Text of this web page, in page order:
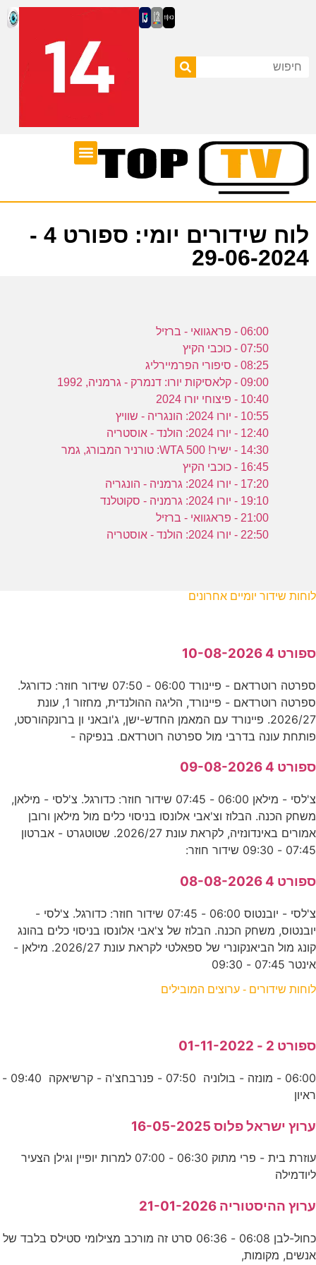
לוח שידורים יומי: ספורט 4 -
29-06-2024
06:00 - פראגוואי - ברזיל
07:50 - כוכבי הקיץ
08:25 - סיפורי הפרמיירליג
09:00 - קלאסיקות יורו: דנמרק - גרמניה, 1992
10:40 - פיצוחי יורו 2024
10:55 - יורו 2024: הונגריה - שוויץ
12:40 - יורו 2024: הולנד - אוסטריה
14:30 - ישיר! WTA 500: טורניר המבורג, גמר
16:45 - כוכבי הקיץ
17:20 - יורו 2024: גרמניה - הונגריה
19:10 - יורו 2024: גרמניה - סקוטלנד
21:00 - פראגוואי - ברזיל
22:50 - יורו 2024: הולנד - אוסטריה
לוחות שידור יומיים אחרונים
ספורט 4 10-08-2026
ספרטה רוטרדאם - פיינורד 06:00 - 07:50 שידור חוזר: כדורגל.
ספרטה רוטרדאם - פיינורד, הליגה ההולנדית, מחזור 1, עונת
2026/27. פיינורד עם המאמן החדש-ישן, ג'ובאני ון ברונקהורסט,
פותחת עונה בדרבי מול ספרטה רוטרדאם. בנפיקה -
ספורט 4 09-08-2026
צ'לסי - מילאן 06:00 - 07:45 שידור חוזר: כדורגל. צ'לסי - מילאן,
משחק הכנה. הבלוז וצ'אבי אלונסו בניסוי כלים מול מילאן ורובן
אמורים באינדונזיה, לקראת עונת 2026/27. שטוטגרט - אברטון
07:45 - 09:30 שידור חוזר:
ספורט 4 08-08-2026
צ'לסי - יובנטוס 06:00 - 07:45 שידור חוזר: כדורגל. צ'לסי -
יובנטוס, משחק הכנה. הבלוז של צ'אבי אלונסו בניסוי כלים בהונג
קונג מול הביאנקונרי של ספאלטי לקראת עונת 2026/27. מילאן -
אינטר 07:45 - 09:30
לוחות שידורים - ערוצים המובילים
ספורט 2 - 01-11-2022
06:00 - מונזה - בולוניה 07:50 - פנרבחצ'ה - קרשיאקה 09:40 -
ראיון
ערוץ ישראל פלוס 16-05-2025
עוזרת בית - פרי מתוק 06:30 - 07:00 למרות יופיין וגילן הצעיר
ליודמילה
ערוץ ההיסטוריה 21-01-2026
כחול-לבן 06:08 - 06:36 סרט זה מורכב מצילומי סטילס בלבד של
אנשים, מקומות,